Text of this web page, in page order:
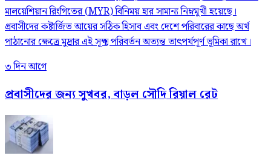
মালয়েশিয়ান রিংগিতের (MYR) বিনিময় হার সামান্য নিম্নমুখী হয়েছে।
প্রবাসীদের কষ্টার্জিত আয়ের সঠিক হিসাব এবং দেশে পরিবারের কাছে অর্থ
পাঠানোর ক্ষেত্রে মুদ্রার এই সূক্ষ্ম পরিবর্তন অত্যন্ত তাৎপর্যপূর্ণ ভূমিকা রাখে।
৩ দিন আগে
প্রবাসীদের জন্য সুখবর, বাড়ল সৌদি রিয়াল রেট